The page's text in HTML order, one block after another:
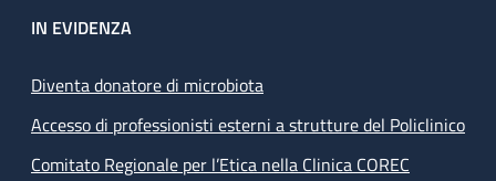
IN EVIDENZA
Diventa donatore di microbiota
Accesso di professionisti esterni a strutture del Policlinico
Comitato Regionale per l’Etica nella Clinica COREC